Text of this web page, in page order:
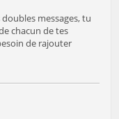
messages, tu
chacun de tes
de rajouter